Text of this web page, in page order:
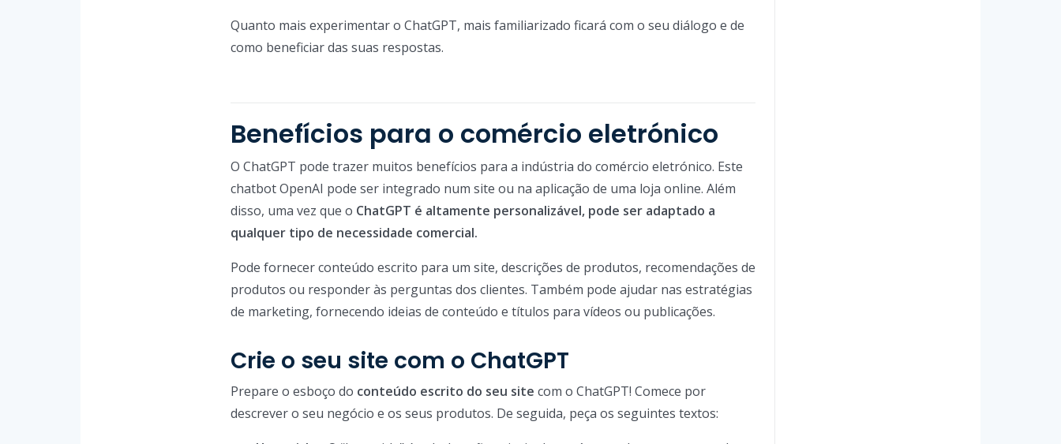
Quanto mais experimentar o ChatGPT, mais familiarizado ficará com o seu diálogo e de
como beneficiar das suas respostas.
Benefícios para o comércio eletrónico
O ChatGPT pode trazer muitos benefícios para a indústria do comércio eletrónico. Este
chatbot OpenAI pode ser integrado num site ou na aplicação de uma loja online. Além
disso, uma vez que o ChatGPT é altamente personalizável, pode ser adaptado a
qualquer tipo de necessidade comercial.
Pode fornecer conteúdo escrito para um site, descrições de produtos, recomendações de
produtos ou responder às perguntas dos clientes. Também pode ajudar nas estratégias
de marketing, fornecendo ideias de conteúdo e títulos para vídeos ou publicações.
Crie o seu site com o ChatGPT
Prepare o esboço do conteúdo escrito do seu site com o ChatGPT! Comece por
descrever o seu negócio e os seus produtos. De seguida, peça os seguintes textos: